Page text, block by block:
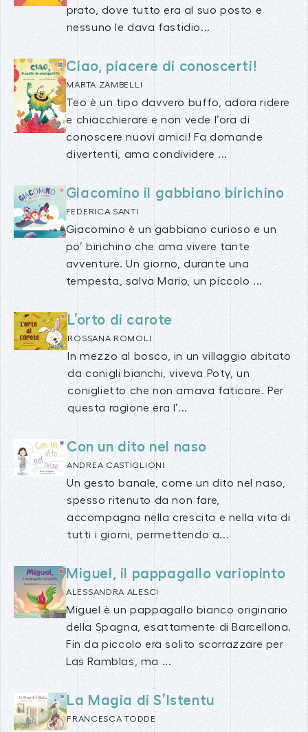
prato, dove tutto era al suo posto e
nessuno le dava fastidio...
Ciao, piacere di conoscerti!
MARTA ZAMBELLI
Teo è un tipo davvero buffo, adora ridere
e chiacchierare e non vede l’ora di
conoscere nuovi amici! Fa domande
divertenti, ama condividere ...
Giacomino il gabbiano birichino
FEDERICA SANTI
Giacomino è un gabbiano curioso e un
po’ birichino che ama vivere tante
avventure. Un giorno, durante una
tempesta, salva Mario, un piccolo ...
L’orto di carote
ROSSANA ROMOLI
In mezzo al bosco, in un villaggio abitato
da conigli bianchi, viveva Poty, un
coniglietto che non amava faticare. Per
questa ragione era l’...
Con un dito nel naso
ANDREA CASTIGLIONI
Un gesto banale, come un dito nel naso,
spesso ritenuto da non fare,
accompagna nella crescita e nella vita di
tutti i giorni, permettendo a...
Miguel, il pappagallo variopinto
ALESSANDRA ALESCI
Miguel è un pappagallo bianco originario
della Spagna, esattamente di Barcellona.
Fin da piccolo era solito scorrazzare per
Las Ramblas, ma ...
La Magia di S’Istentu
FRANCESCA TODDE